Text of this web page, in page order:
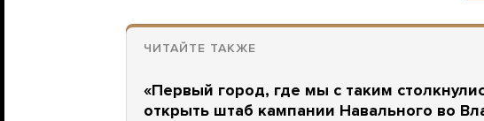
ЧИТАЙТЕ ТАКЖЕ
«Первый город, где мы с таким
открыть штаб кампании Навального во